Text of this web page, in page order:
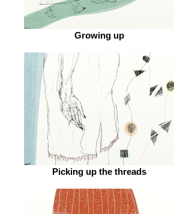
Growing up
Picking up the threads